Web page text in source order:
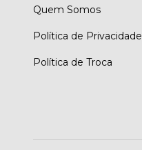
Quem Somos
Política de Privacidade
Política de Troca